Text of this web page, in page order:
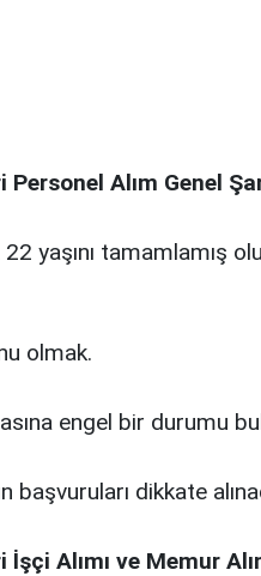
Alım Genel
yaşını tamamlamış
olmak.
engel bir durumu
başvuruları dikkate
Alımı ve Memur